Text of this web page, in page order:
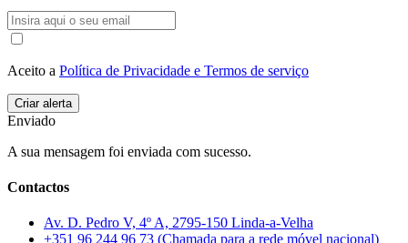
Aceito a Política de Privacidade e Termos de serviço
Enviado
A sua mensagem foi enviada com sucesso.
Contactos
Av. D. Pedro V, 4º A, 2795-150 Linda-a-Velha
+351 96 244 96 73 (Chamada para a rede móvel nacional)